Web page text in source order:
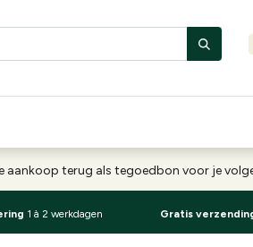
aankoop terug als tegoedbon voor je
1 à 2 werkdagen Gratis